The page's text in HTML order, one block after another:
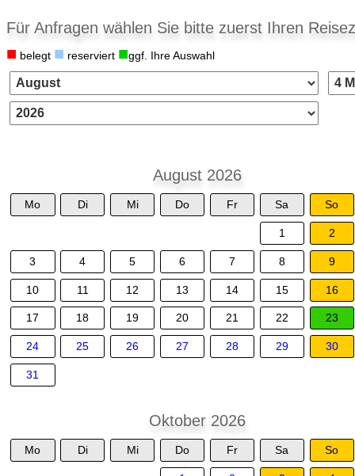
Für Anfragen wählen Sie bitte zuerst Ihren
■ belegt ■ reserviert ■ggf. Ihre Auswahl
August 2026
Mo Di Mi Do Fr Sa So
1 2
3 4 5 6 7 8 9
10 11 12 13 14 15 16
17 18 19 20 21 22 23
24 25 26 27 28 29 30
31
Oktober 2026
Mo Di Mi Do Fr Sa So